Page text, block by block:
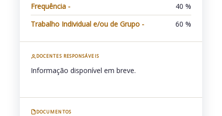
Frequência -
40 %
Trabalho Individual e/ou de Grupo -
60 %
DOCENTES RESPONSÁVEIS
Informação disponível em breve.
DOCUMENTOS